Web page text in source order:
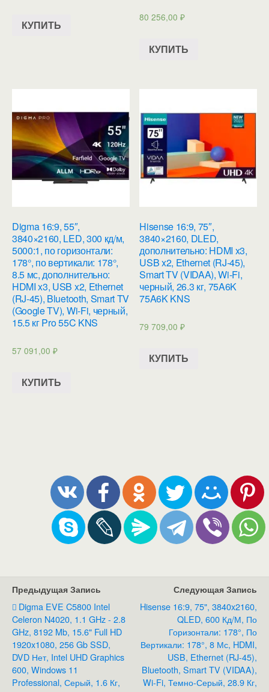
КУПИТЬ
80 256,00₽
КУПИТЬ
Digma 16:9, 55″,
3840×2160, LED, 300 кд/м,
5000:1, по горизонтали:
178°, по вертикали: 178°,
8.5 мс, дополнительно:
HDMI x3, USB x2, Ethernet
(RJ-45), Bluetooth, Smart TV
(Google TV), Wi-Fi, черный,
15.5 кг Pro 55C KNS
57 091,00 ₽
КУПИТЬ
Hisense 16:9, 75″,
3840×2160, DLED,
дополнительно: HDMI x3,
USB x2, Ethernet (RJ-45),
Smart TV (VIDAA), Wi-Fi,
черный, 26.3 кг, 75A6K
75A6K KNS
79 709,00₽
КУПИТЬ
Предыдущая Запись
Digma EVE C5800 Intel
Celeron N4020, 1.1 GHz - 2.8
GHz, 8192 Mb, 15.6" Full HD
1920x1080, 256 Gb SSD,
DVD Нет, Intel UHD Graphics
600, Windows 11
Professional, Серый, 1.6 Кг,
Следующая Запись
Hisense 16:9, 75", 3840x2160,
QLED, 600 Кд/м, По
Горизонтали: 178°, По
Вертикали: 178°, 8 Мс, HDMI,
USB, Ethernet (RJ-45),
Bluetooth, Smart TV (VIDAA),
Wi-Fi, Темно-Серый, 28.9 Кг,